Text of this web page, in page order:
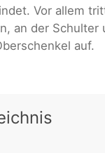
Vor allem
an der Schulter
auf.